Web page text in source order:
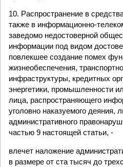
10. Распространение в
также в информационно-
заведомо недостоверной
информации под видом
повлекшее создание помех
жизнеобеспечения,
инфраструктуры, кредитных
энергетики, промышленности
лица, распространяющего
уголовно наказуемого деяния,
административного
частью 9 настоящей статьи, -
влечет наложение
в размере от ста тысяч до